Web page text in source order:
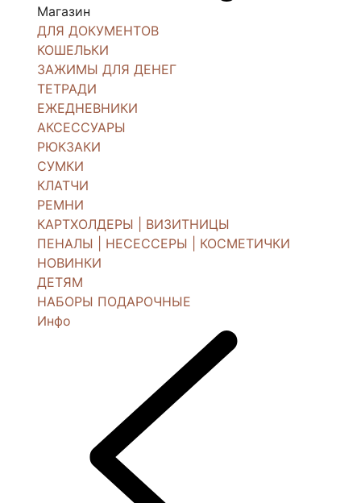
Магазин
ДЛЯ ДОКУМЕНТОВ
КОШЕЛЬКИ
ЗАЖИМЫ ДЛЯ ДЕНЕГ
ТЕТРАДИ
ЕЖЕДНЕВНИКИ
АКСЕССУАРЫ
РЮКЗАКИ
СУМКИ
КЛАТЧИ
РЕМНИ
КАРТХОЛДЕРЫ | ВИЗИТНИЦЫ
ПЕНАЛЫ | НЕСЕССЕРЫ | КОСМЕТИЧКИ
НОВИНКИ
ДЕТЯМ
НАБОРЫ ПОДАРОЧНЫЕ
Инфо